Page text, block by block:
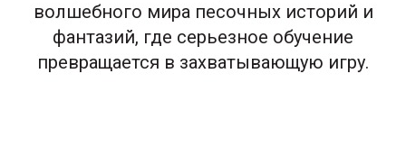
волшебного мира песочных историй и
фантазий, где серьезное обучение
превращается в захватывающую игру.